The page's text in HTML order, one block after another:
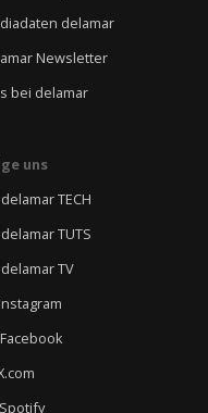
delamar
Newsletter
bei delamar
uns
TECH
TUTS
TV
Instagram
Facebook
Spotify